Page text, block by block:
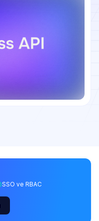
SSO ve RBAC